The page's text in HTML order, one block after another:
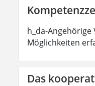
h_da-
Möglichkeiten
Das